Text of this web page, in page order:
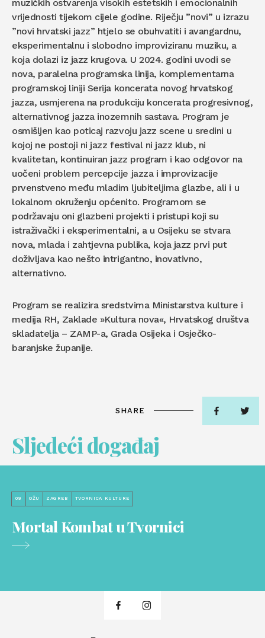
muzičkih ostvarenja visokih estetskih i emocionalnih
vrijednosti tijekom cijele godine. Riječju ”novi” u izrazu
”novi hrvatski jazz” htjelo se obuhvatiti i avangardnu,
eksperimentalnu i slobodno improviziranu muziku, a
koja dolazi iz jazz krugova. U 2024. godini uvodi se
nova, paralelna programska linija, komplementarna
programskoj liniji Serija koncerata novog hrvatskog
jazza, usmjerena na produkciju koncerata progresivnog,
alternativnog jazza inozemnih sastava. Program je
osmišljen kao poticaj razvoju jazz scene u sredini u
kojoj ne postoji ni jazz festival ni jazz klub, ni
kvalitetan, kontinuiran jazz program i kao odgovor na
uočeni problem percepcije jazza i improvizacije
prvenstveno među mladim ljubiteljima glazbe, ali i u
lokalnom okruženju općenito. Programom se
podržavaju oni glazbeni projekti i pristupi koji su
istraživački i eksperimentalni, a u Osijeku se stvara
nova, mlada i zahtjevna publika, koja jazz prvi put
doživljava kao nešto intrigantno, inovativno,
alternativno.
Program se realizira sredstvima Ministarstva kulture i
medija RH, Zaklade »Kultura nova«, Hrvatskog društva
skladatelja – ZAMP-a, Grada Osijeka i Osječko-
baranjske županije.
SHARE
Sljedeći događaj
09 OŽU ZAGREB TVORNICA KULTURE
Mortal Kombat u Tvornici